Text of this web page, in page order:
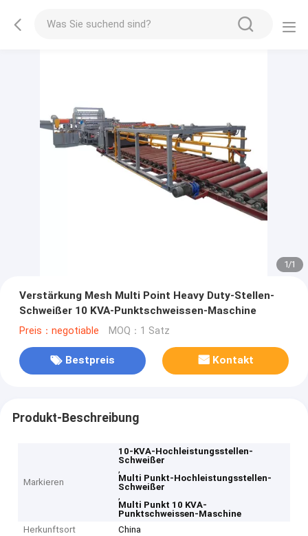
1/1
Verstärkung Mesh Multi Point Heavy Duty-Stellen-
Schweißer 10 KVA-Punktschweissen-Maschine
Preis：negotiable MOQ：1 Satz
Bestpreis Kontakt
Produkt-Beschreibung
Markieren
10-KVA-Hochleistungsstellen-
Schweißer
,
Multi Punkt-Hochleistungsstellen-
Schweißer
,
Multi Punkt 10 KVA-
Punktschweissen-Maschine
Herkunftsort
China